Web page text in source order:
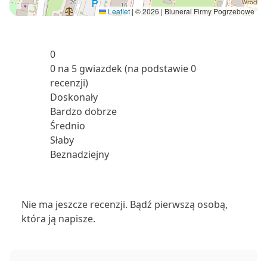
Leaflet | © 2026 | Bluneral Firmy Pogrzebowe
0
0 na 5 gwiazdek (na podstawie 0
recenzji)
Doskonały
Bardzo dobrze
Średnio
Słaby
Beznadziejny
Nie ma jeszcze recenzji. Bądź pierwszą osobą,
która ją napisze.